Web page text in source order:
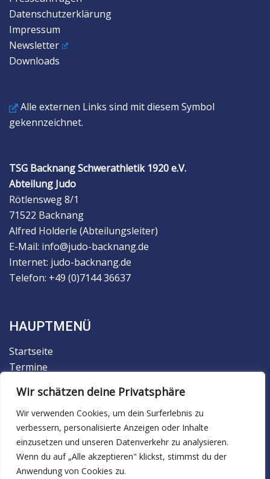
Wir schätzen deine Privatsphäre
Wir verwenden Cookies, um dein Surferlebnis zu
verbessern, personalisierte Anzeigen oder Inhalte
einzusetzen und unseren Datenverkehr zu analysieren.
Wenn du auf „Alle akzeptieren" klickst, stimmst du der
Anwendung von Cookies zu.
Datenschutzerklärung
Impressum
Newsletter
Downloads
Alle externen Links sind mit diesem Symbol
gekennzeichnet.
TSG Backnang Schwerathletik 1920 e.V.
Abteilung Judo
Rötlensweg 8/1
71522 Backnang
Alfred Holderle (Abteilungsleiter)
E-Mail: info@judo-backnang.de
Internet: judo-backnang.de
Telefon: +49 (0)7144 36637
HAUPTMENÜ
Startseite
Termine
Trainingsbetrieb
Judo
Ju-Jutsu
Facebook